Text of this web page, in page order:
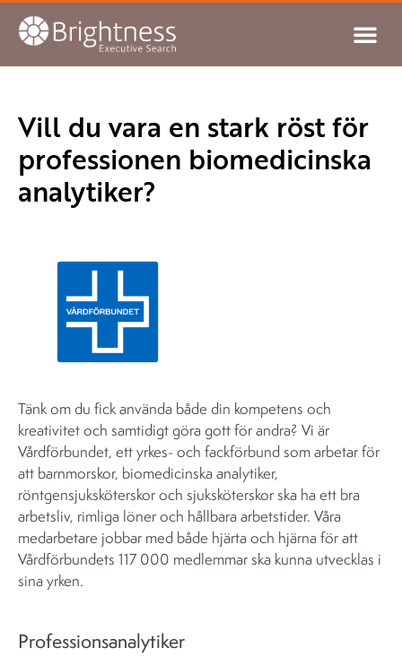
Vill du vara en stark röst för
professionen biomedicinska
analytiker?
Tänk om du fick använda både din kompetens och
kreativitet och samtidigt göra gott för andra? Vi är
Vårdförbundet, ett yrkes- och fackförbund som arbetar för
att barnmorskor, biomedicinska analytiker,
röntgensjuksköterskor och sjuksköterskor ska ha ett bra
arbetsliv, rimliga löner och hållbara arbetstider. Våra
medarbetare jobbar med både hjärta och hjärna för att
Vårdförbundets 117 000 medlemmar ska kunna utvecklas i
sina yrken.
Professionsanalytiker